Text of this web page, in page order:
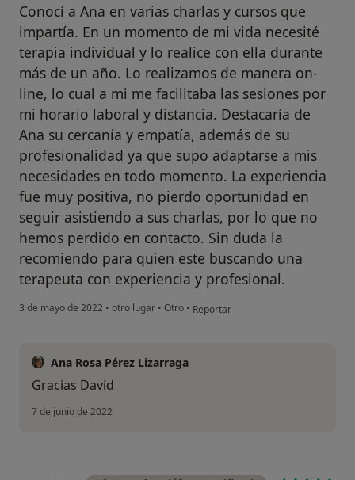
Conocí a Ana en varias charlas y cursos que
impartía. En un momento de mi vida necesité
terapia individual y lo realice con ella durante
más de un año. Lo realizamos de manera on-
line, lo cual a mi me facilitaba las sesiones por
mi horario laboral y distancia. Destacaría de
Ana su cercanía y empatía, además de su
profesionalidad ya que supo adaptarse a mis
necesidades en todo momento. La experiencia
fue muy positiva, no pierdo oportunidad en
seguir asistiendo a sus charlas, por lo que no
hemos perdido en contacto. Sin duda la
recomiendo para quien este buscando una
terapeuta con experiencia y profesional.
3 de mayo de 2022 • otro lugar • Otro • en opinión del usuario David Ortega
Reportar
Ana Rosa Pérez Lizarraga
Gracias David
7 de junio de 2022